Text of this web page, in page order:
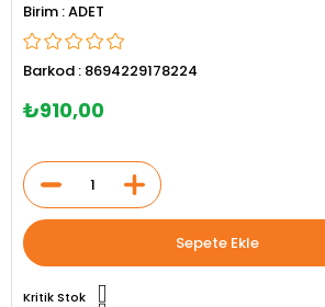
ADET
Barkod : 8694229178224
₺910,00
Kritik Stok